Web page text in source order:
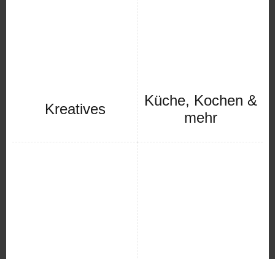
Kreatives
Küche, Kochen &
mehr